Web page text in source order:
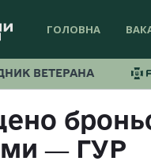
ГОЛОВНА
ВЕТЕРАНА
― ГУР